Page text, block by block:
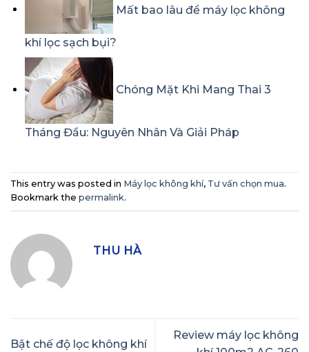
Mất bao lâu để máy lọc không
khí lọc sạch bụi?
Chóng Mặt Khi Mang Thai 3
Tháng Đầu: Nguyên Nhân Và Giải Pháp
This entry was posted in Máy lọc không khí, Tư vấn chọn mua.
Bookmark the permalink.
THU HÀ
Bật chế độ lọc không khí
Review máy lọc không